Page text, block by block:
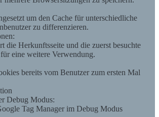
um den Cache für unterschiedliche
zu differenzieren.
die Herkunftsseite und die zuerst besuchte
eine weitere Verwendung.
bereits vom Benutzer zum ersten Mal
Debug Modus:
Tag Manager im Debug Modus